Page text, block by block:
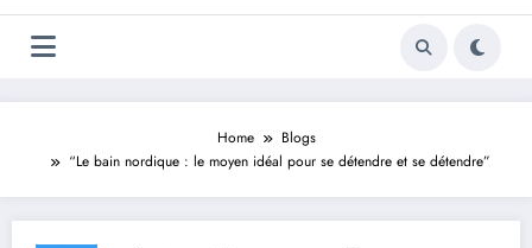
Home
Blogs
“Le bain nordique : le moyen idéal pour se détendre et se détendre”